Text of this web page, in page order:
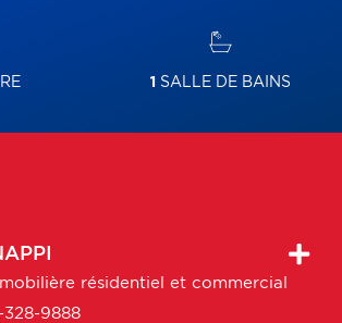
1 SALLE DE BAINS
résidentiel et commercial
328-9888